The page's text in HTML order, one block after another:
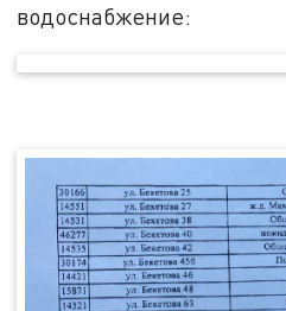
водоснабжение: